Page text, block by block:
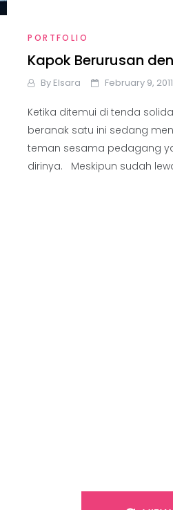
PORTFOLIO
Kapok Berurusan
By Elsara February 9, 2011
Ketika ditemui di tenda
beranak satu ini sedang
teman sesama pedagang
dirinya. Meskipun sudah